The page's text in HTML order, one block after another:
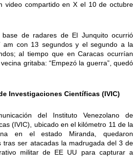
video compartido en X el 10 de octubre
de radares de El Junquito ocurrió
am con 13 segundos y el segundo a la
al tiempo que en Caracas ocurrían
gritaba: “Empezó la guerra”, quedó
Investigaciones Científicas (IVIC)
del Instituto Venezolano de
(IVIC), ubicado en el kilómetro 11 de la
en el estado Miranda, quedaron
tras ser atacadas la madrugada del 3 de
militar de EE UU para capturar a